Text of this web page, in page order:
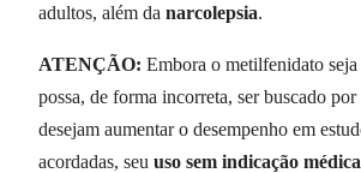
adultos, além da narcolepsia.
ATENÇÃO: Embora o metilfenidato
possa, de forma incorreta, ser buscado por
desejam aumentar o desempenho em
acordadas, seu uso sem indicação